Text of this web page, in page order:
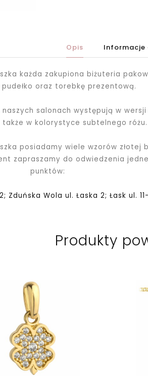
Opis Informacje
każda zakupiona biżuteria
oraz torebkę prezentową.
salonach występują w
w kolorystyce subtelnego różu.
posiadamy wiele wzorów złotej
zapraszamy do odwiedzenia
punktów:
Zduńska Wola ul. Łaska 2; Łask ul.
Produkty